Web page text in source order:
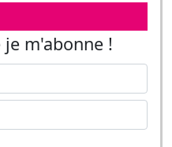
les réseaux